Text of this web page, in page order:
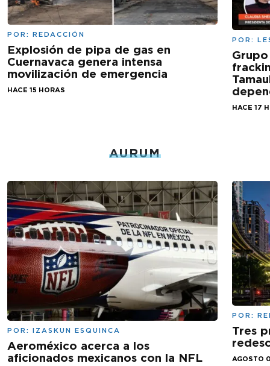
POR: REDACCIÓN
Explosión de pipa de gas en
Cuernavaca genera intensa
movilización de emergencia
HACE 15 HORAS
POR:
HACE 17
AURUM
POR: IZASKUN ESQUINCA
Aeroméxico acerca a los
aficionados mexicanos con la NFL
POR:
Tres
AGOSTO